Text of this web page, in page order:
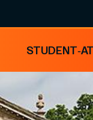
STUDENT-